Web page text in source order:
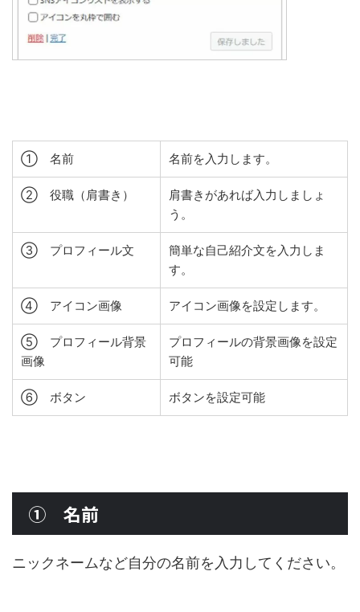
① 名前 名前を入力します。
② 役職（肩書き）
肩書きがあれば入力しましょ
う。
③ プロフィール文
簡単な自己紹介文を入力しま
す。
④ アイコン画像 アイコン画像を設定します。
⑤ プロフィール背景
画像
プロフィールの背景画像を設定
可能
⑥ ボタン ボタンを設定可能
① 名前
ニックネームなど自分の名前を入力してください。